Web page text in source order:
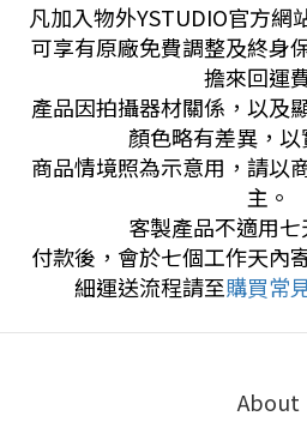
凡加入物外YSTUDIO官方網
可享有原廠免費調整及終身
擔來回運
產品因拍攝器材關係，以及
顏色略有差異，以
商品情境照為示意用，請以
主。
客製產品不適用七
付款後，會於七個工作天內
細運送流程請至購買常
About